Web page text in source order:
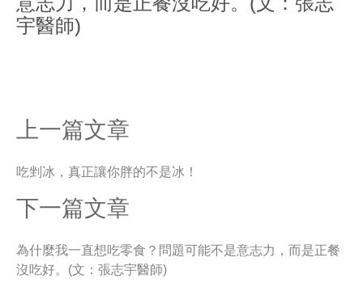
宇醫師)
上一篇文章
吃剉冰，真正讓你胖的不是冰！
下一篇文章
為什麼我一直想吃零食？問題可能不是意志力，而是正餐
沒吃好。(文：張志宇醫師)